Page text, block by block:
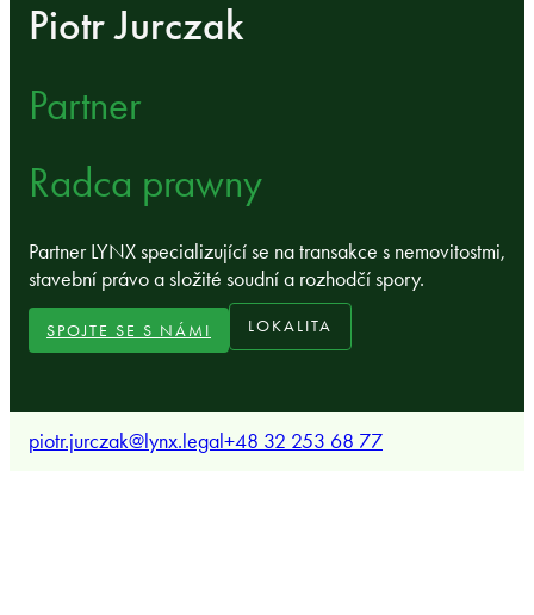
Piotr Jurczak
Partner
Radca prawny
Partner LYNX specializující se na transakce s nemovitostmi,
stavební právo a složité soudní a rozhodčí spory.
SPOJTE SE S NÁMI LOKALITA
piotr.jurczak@lynx.legal+48 32 253 68 77